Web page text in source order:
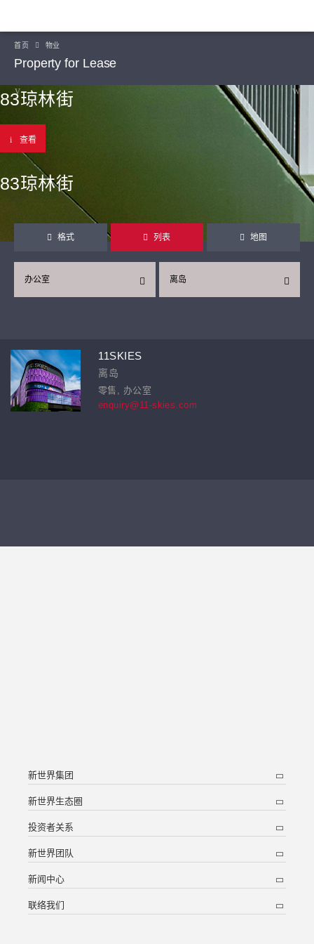
首页 物业
Property for Lease
83琼林街
查看
83琼林街
格式 列表 地图
离岛
办公室
11SKIES
离岛
零售, 办公室
enquiry@11-skies.com
新世界集团
新世界生态圈
投资者关系
新世界团队
新闻中心
联络我们